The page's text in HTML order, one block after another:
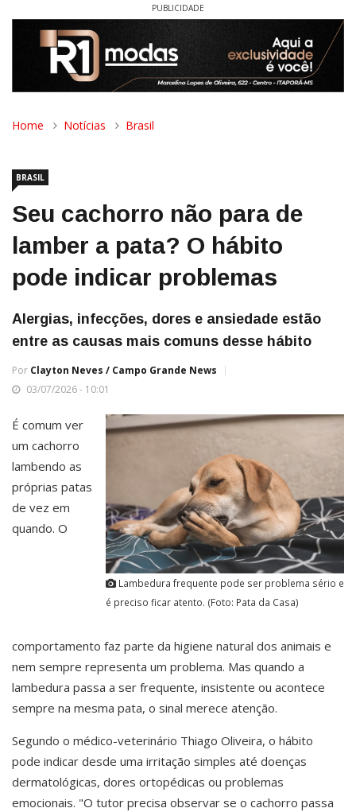
PUBLICIDADE
Home Notícias Brasil
BRASIL
Seu cachorro não para de
lamber a pata? O hábito
pode indicar problemas
Alergias, infecções, dores e ansiedade estão
entre as causas mais comuns desse hábito
Por Clayton Neves / Campo Grande News
03/07/2026 - 10:01
Lambedura frequente pode ser problema sério e
é preciso ficar atento. (Foto: Pata da Casa)
É comum ver
um cachorro
lambendo as
próprias patas
de vez em
quando. O
comportamento faz parte da higiene natural dos animais e
nem sempre representa um problema. Mas quando a
lambedura passa a ser frequente, insistente ou acontece
sempre na mesma pata, o sinal merece atenção.
Segundo o médico-veterinário Thiago Oliveira, o hábito
pode indicar desde uma irritação simples até doenças
dermatológicas, dores ortopédicas ou problemas
emocionais. "O tutor precisa observar se o cachorro passa